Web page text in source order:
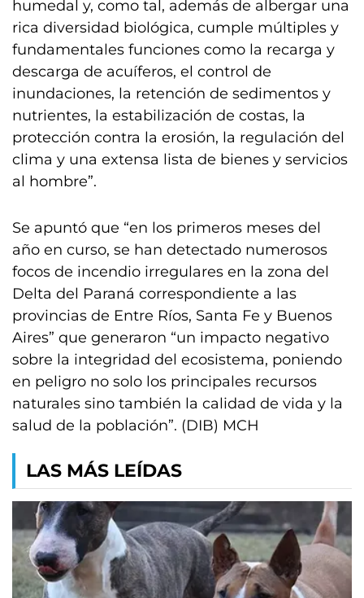
humedal y, como tal, además de albergar una
rica diversidad biológica, cumple múltiples y
fundamentales funciones como la recarga y
descarga de acuíferos, el control de
inundaciones, la retención de sedimentos y
nutrientes, la estabilización de costas, la
protección contra la erosión, la regulación del
clima y una extensa lista de bienes y servicios
al hombre”.
Se apuntó que “en los primeros meses del
año en curso, se han detectado numerosos
focos de incendio irregulares en la zona del
Delta del Paraná correspondiente a las
provincias de Entre Ríos, Santa Fe y Buenos
Aires” que generaron “un impacto negativo
sobre la integridad del ecosistema, poniendo
en peligro no solo los principales recursos
naturales sino también la calidad de vida y la
salud de la población”. (DIB) MCH
LAS MÁS LEÍDAS